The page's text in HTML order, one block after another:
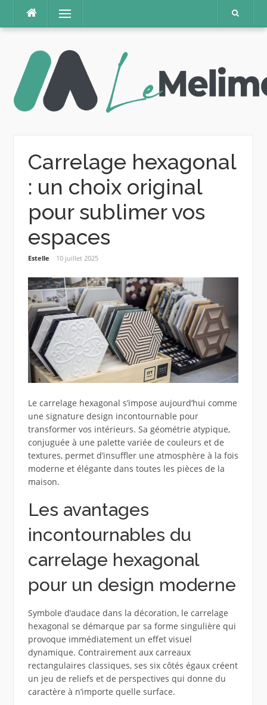
contenu
Menu
Carrelage hexagonal
: un choix original
pour sublimer vos
espaces
Estelle 10 juillet 2025
Le carrelage hexagonal s’impose aujourd’hui comme
une signature design incontournable pour
transformer vos intérieurs. Sa géométrie atypique,
conjuguée à une palette variée de couleurs et de
textures, permet d’insuffler une atmosphère à la fois
moderne et élégante dans toutes les pièces de la
maison.
Les avantages
incontournables du
carrelage hexagonal
pour un design moderne
Symbole d’audace dans la décoration, le carrelage
hexagonal se démarque par sa forme singulière qui
provoque immédiatement un effet visuel
dynamique. Contrairement aux carreaux
rectangulaires classiques, ses six côtés égaux créent
un jeu de reliefs et de perspectives qui donne du
caractère à n’importe quelle surface.